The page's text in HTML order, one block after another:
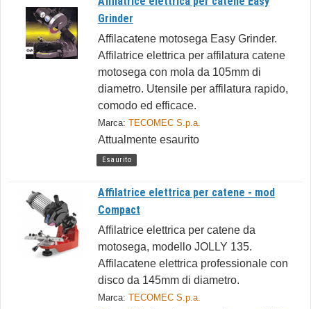
Grinder
Affilacatene motosega Easy Grinder.
Affilatrice elettrica per affilatura catene
motosega con mola da 105mm di
diametro. Utensile per affilatura rapido,
comodo ed efficace.
Marca: TECOMEC S.p.a.
Attualmente esaurito
Esaurito
Affilatrice elettrica per catene - mod
Compact
Affilatrice elettrica per catene da
motosega, modello JOLLY 135.
Affilacatene elettrica professionale con
disco da 145mm di diametro.
Marca: TECOMEC S.p.a.